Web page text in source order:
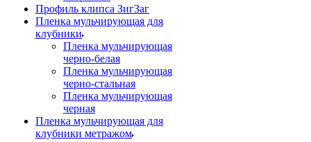
Профиль клипса ЗигЗаг
Пленка мульчирующая для
клубники
Пленка мульчирующая
черно-белая
Пленка мульчирующая
черно-стальная
Пленка мульчирующая
черная
Пленка мульчирующая для
клубники метражом